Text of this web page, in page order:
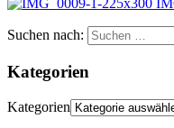
Suchen nach:
Kategorien
Kategorien